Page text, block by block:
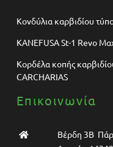
Κονδύλια καρβιδίου
KANEFUSA St-1 Revo
Κορδέλα κοπής
CARCHARIAS
Επικοινωνία
Βέρδη 3Β